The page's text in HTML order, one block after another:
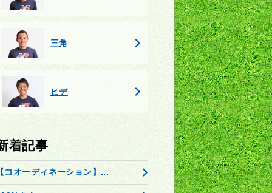
三角
ヒデ
着記事
コオーディネーション】...